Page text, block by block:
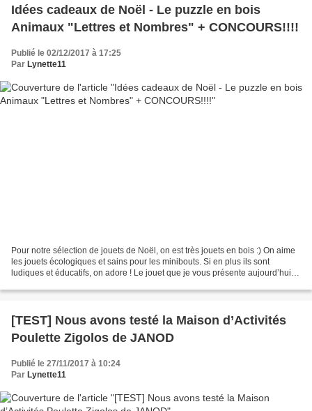
Idées cadeaux de Noël - Le puzzle en bois
Animaux "Lettres et Nombres" + CONCOURS!!!!
Publié le 02/12/2017 à 17:25
Par Lynette11
Pour notre sélection de jouets de Noël, on est très jouets en bois :) On aime
les jouets écologiques et sains pour les minibouts. Si en plus ils sont
ludiques et éducatifs, on adore ! Le jouet que je vous présente aujourd’hui
[TEST] Nous avons testé la Maison d’Activités
Poulette Zigolos de JANOD
Publié le 27/11/2017 à 10:24
Par Lynette11